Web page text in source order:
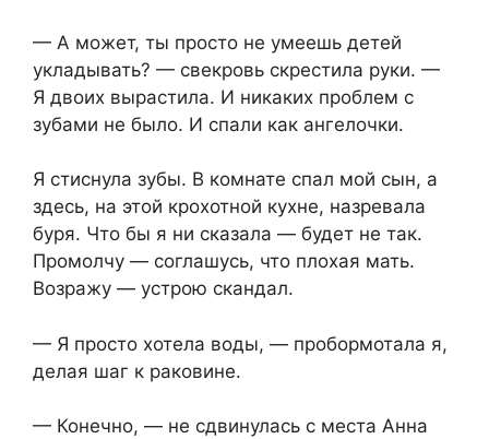
— А может, ты просто не умеешь детей
укладывать? — свекровь скрестила руки. —
Я двоих вырастила. И никаких проблем с
зубами не было. И спали как ангелочки.
Я стиснула зубы. В комнате спал мой сын, а
здесь, на этой крохотной кухне, назревала
буря. Что бы я ни сказала — будет не так.
Промолчу — соглашусь, что плохая мать.
Возражу — устрою скандал.
— Я просто хотела воды, — пробормотала я,
делая шаг к раковине.
— Конечно, — не сдвинулась с места Анна